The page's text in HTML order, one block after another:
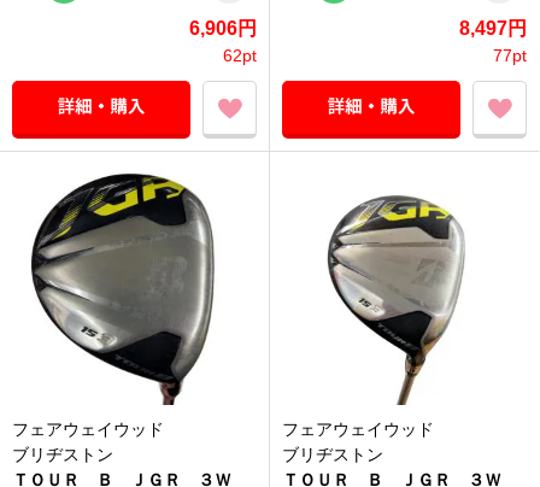
6,906円
62pt
8,497円
77pt
フェアウェイウッド
ブリヂストン
ＴＯＵＲ Ｂ ＪＧＲ ３Ｗ
フェアウェイウッド
ブリヂストン
ＴＯＵＲ Ｂ ＪＧＲ ３Ｗ